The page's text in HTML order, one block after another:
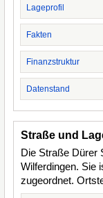
Lageprofil
Fakten
Finanzstruktur
Datenstand
Straße und
Die Straße Dürer
Wilferdingen. Sie
zugeordnet.